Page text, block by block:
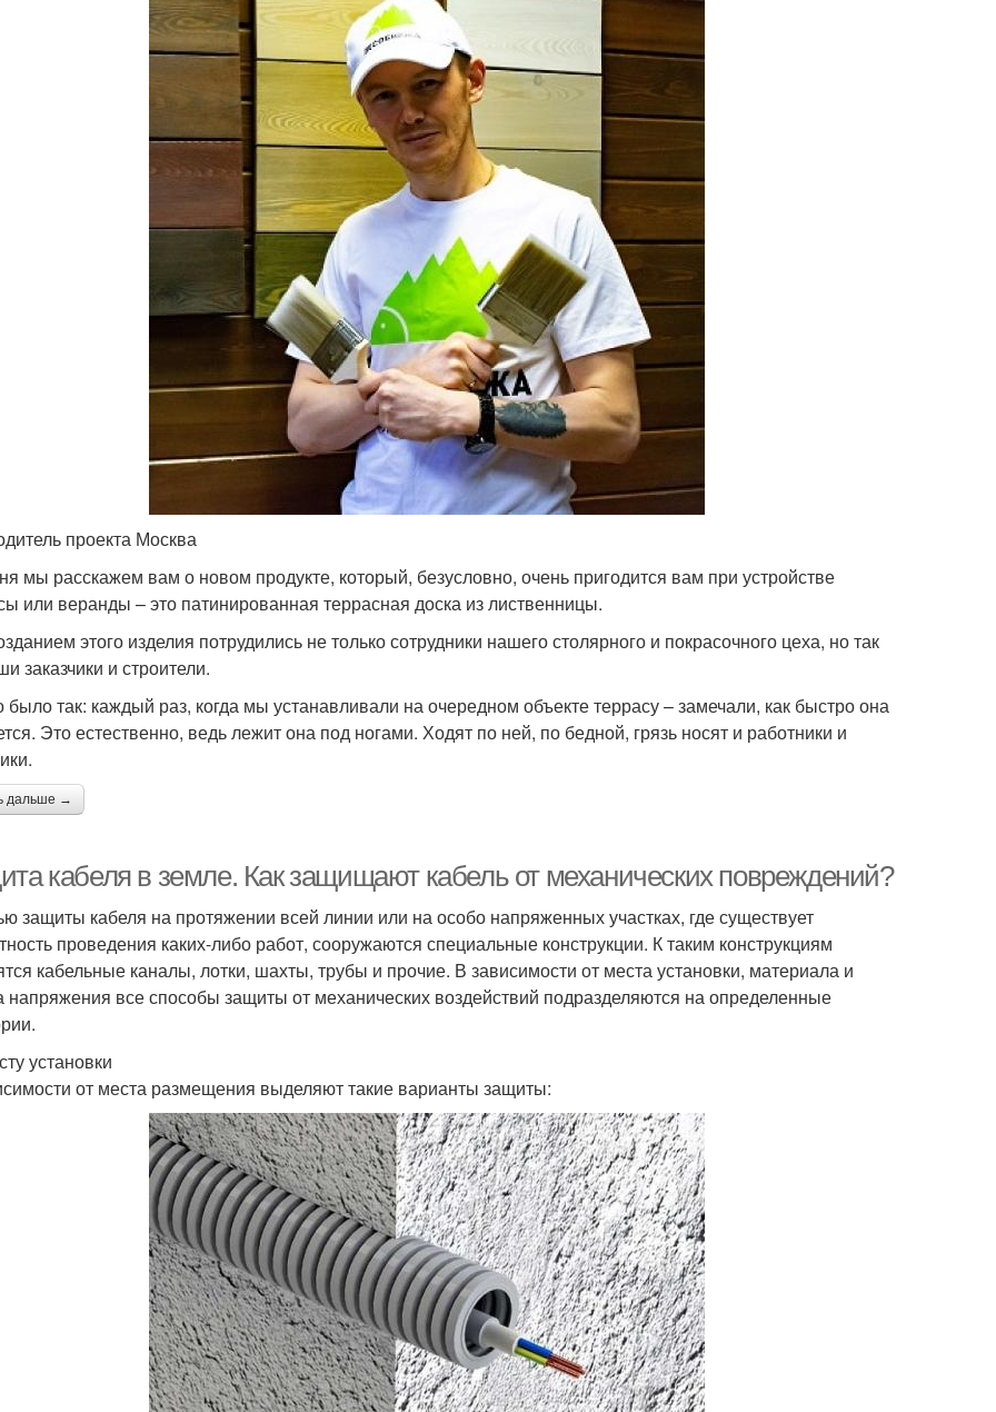
проекта Москва
мы расскажем вам о новом продукте, который, безусловно, очень пригодится вам при устройстве
или веранды – это патинированная террасная доска из лиственницы.
этого изделия потрудились не только сотрудники нашего столярного и покрасочного цеха, но так
заказчики и строители.
было так: каждый раз, когда мы устанавливали на очередном объекте террасу – замечали, как быстро она
Это естественно, ведь лежит она под ногами. Ходят по ней, по бедной, грязь носят и работники и
дальше →
кабеля в земле. Как защищают кабель от механических повреждений?
защиты кабеля на протяжении всей линии или на особо напряженных участках, где существует
проведения каких-либо работ, сооружаются специальные конструкции. К таким конструкциям
кабельные каналы, лотки, шахты, трубы и прочие. В зависимости от места установки, материала и
напряжения все способы защиты от механических воздействий подразделяются на определенные
установки
от места размещения выделяют такие варианты защиты: